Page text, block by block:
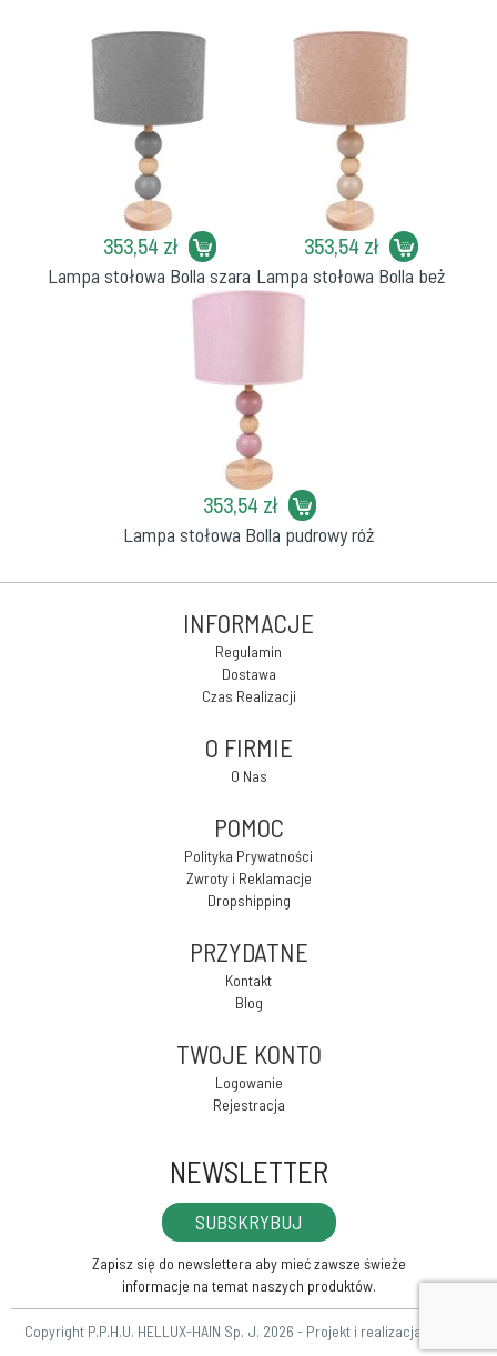
353,54 zł
Lampa stołowa Bolla szara
353,54 zł
Lampa stołowa Bolla beż
353,54 zł
Lampa stołowa Bolla pudrowy róż
INFORMACJE
Regulamin
Dostawa
Czas Realizacji
O FIRMIE
O Nas
POMOC
Polityka Prywatności
Zwroty i Reklamacje
Dropshipping
PRZYDATNE
Kontakt
Blog
TWOJE KONTO
Logowanie
Rejestracja
NEWSLETTER
SUBSKRYBUJ
Zapisz się do newslettera aby mieć zawsze świeże
informacje na temat naszych produktów.
Copyright P.P.H.U. HELLUX-HAIN Sp. J. 2026 - Projekt i realizacja